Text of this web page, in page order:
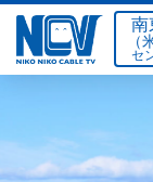
南東北セ
単品料金
南
（
セ